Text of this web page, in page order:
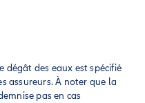
dégât des eaux est spécifié
assureurs. À noter que la
pas en cas